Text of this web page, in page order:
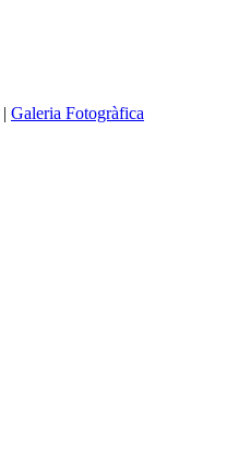
| Galeria Fotogràfica